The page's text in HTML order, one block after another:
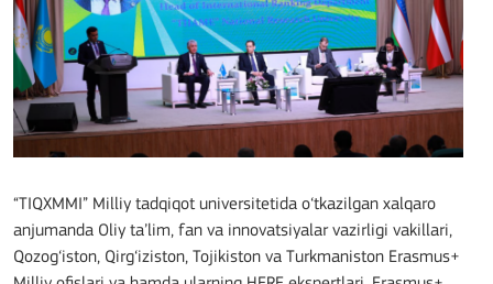
“TIQXMMI” Milliy tadqiqot universitetida o‘tkazilgan xalqaro
anjumanda Oliy ta’lim, fan va innovatsiyalar vazirligi vakillari,
Qozog‘iston, Qirg‘iziston, Tojikiston va Turkmaniston Erasmus+